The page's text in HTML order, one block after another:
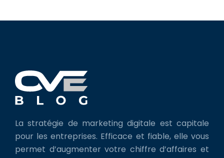
La stratégie de marketing digitale est capitale
pour les entreprises. Efficace et fiable, elle vous
permet d’augmenter votre chiffre d’affaires et